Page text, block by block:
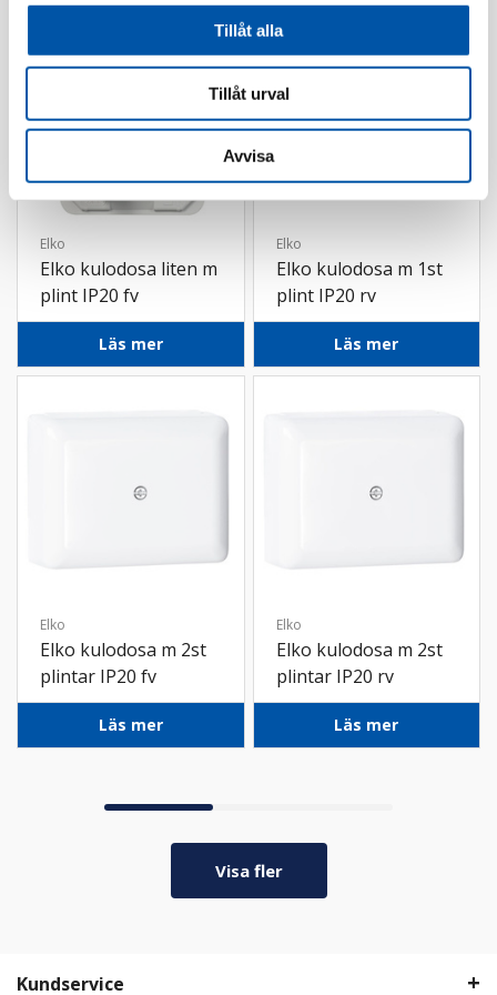
Tillåt alla
Tillåt urval
Avvisa
Elko
Elko kulodosa liten m
plint IP20 fv
Läs mer
Elko
Elko kulodosa m 1st
plint IP20 rv
Läs mer
Elko
Elko kulodosa m 2st
plintar IP20 fv
Läs mer
Elko
Elko kulodosa m 2st
plintar IP20 rv
Läs mer
Visa fler
Kundservice